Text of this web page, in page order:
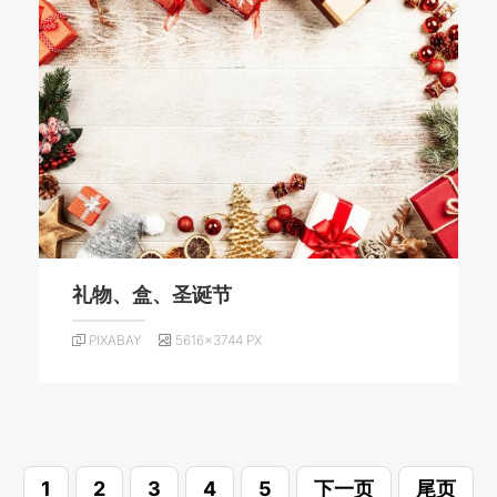
礼物、盒、圣诞节
PIXABAY 5616×3744 PX
1 2 3 4 5 下一页 尾页